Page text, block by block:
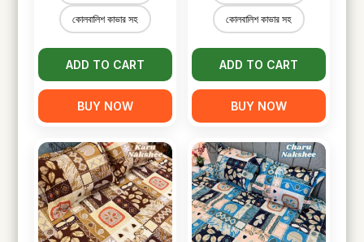
কোলবালিশ কাভার সহ
ADD TO CART
BUY NOW
কোলবালিশ কাভার সহ
ADD TO CART
BUY NOW